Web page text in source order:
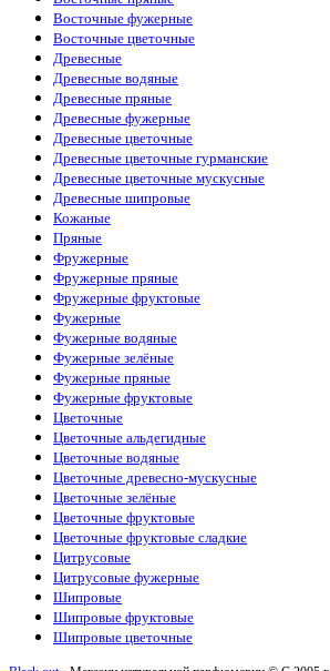
Восточные фужерные
Восточные цветочные
Древесные
Древесные водяные
Древесные пряные
Древесные фужерные
Древесные цветочные
Древесные цветочные гурманские
Древесные цветочные мускусные
Древесные шипровые
Кожаные
Пряные
Фружерные
Фружерные пряные
Фружерные фруктовые
Фужерные
Фужерные водяные
Фужерные зелёные
Фужерные пряные
Фужерные фруктовые
Цветочные
Цветочные альдегидные
Цветочные водяные
Цветочные древесно-мускусные
Цветочные зелёные
Цветочные фруктовые
Цветочные фруктовые сладкие
Цитрусовые
Цитрусовые фужерные
Шипровые
Шипровые фруктовые
Шипровые цветочные